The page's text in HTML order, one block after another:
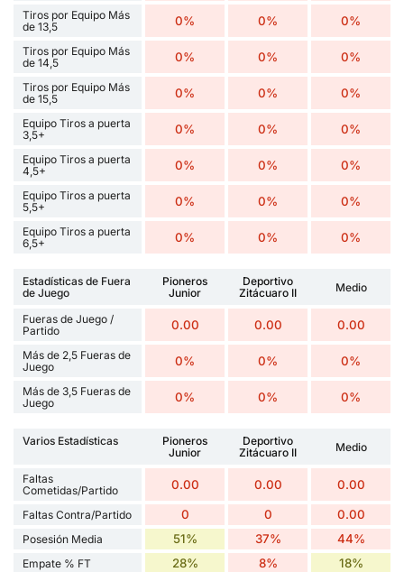
Tiros por Equipo Más
de 13,5
0% 0% 0%
Tiros por Equipo Más
de 14,5
0% 0% 0%
Tiros por Equipo Más
de 15,5
0% 0% 0%
Equipo Tiros a puerta
3,5+
0% 0% 0%
Equipo Tiros a puerta
4,5+
0% 0% 0%
Equipo Tiros a puerta
5,5+
0% 0% 0%
Equipo Tiros a puerta
6,5+
0% 0% 0%
Estadísticas de Fuera
de Juego
Pioneros
Junior
Deportivo
Zitácuaro II
Medio
Fueras de Juego /
Partido
0.00 0.00 0.00
Más de 2,5 Fueras de
Juego
0% 0% 0%
Más de 3,5 Fueras de
Juego
0% 0% 0%
Varios Estadísticas
Pioneros
Junior
Deportivo
Zitácuaro II
Medio
Faltas
Cometidas/Partido
0.00 0.00 0.00
Faltas Contra/Partido 0 0 0.00
Posesión Media 51% 37% 44%
Empate % FT 28% 8% 18%